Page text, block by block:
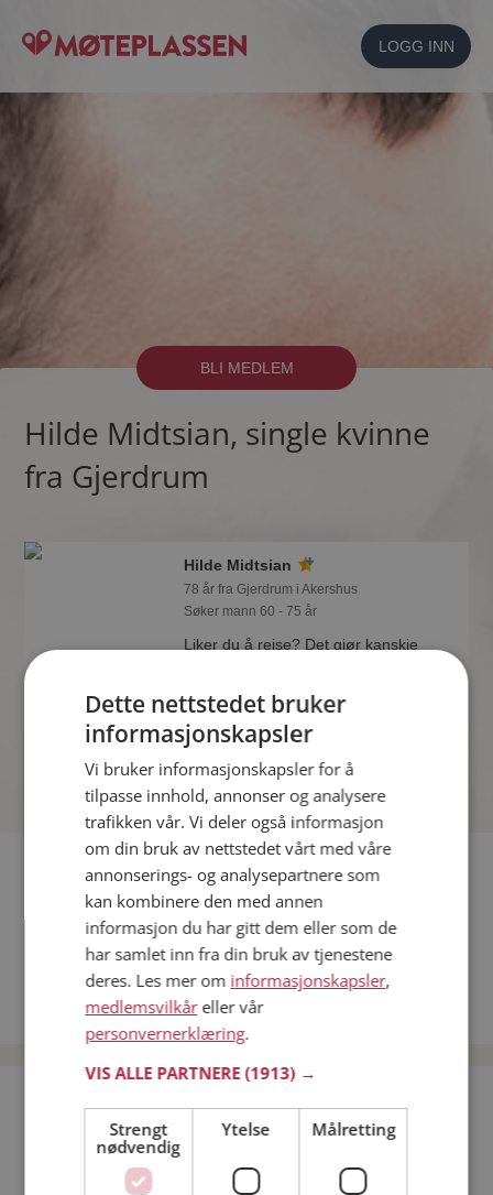
LOGG INN
BLI MEDLEM
Hilde Midtsian, single kvinne
fra Gjerdrum
Hilde Midtsian
78 år fra Gjerdrum i Akershus
Søker mann 60 - 75 år
Liker du å reise? Det gjør kanskje
spennende fakta.
Fler single
Flere singlekvinner fra Gjerdrum :Stine,Ingebjørg,Torunn
Menn fra Gjerdrum
Date kvinner i Norge
Date menn i Norge
Bli medlem gratis!
Jeg er en: Mann Kvinne
Dette nettstedet bruker
informasjonskapsler
Vi bruker informasjonskapsler for å
tilpasse innhold, annonser og analysere
trafikken vår. Vi deler også informasjon
om din bruk av nettstedet vårt med våre
annonserings- og analysepartnere som
kan kombinere den med annen
informasjon du har gitt dem eller som de
har samlet inn fra din bruk av tjenestene
deres. Les mer om informasjonskapsler,
medlemsvilkåreller vår
personvernerklæring.
VIS ALLE PARTNERE(1913) →
Strengt
nødvendig
Ytelse Målretting